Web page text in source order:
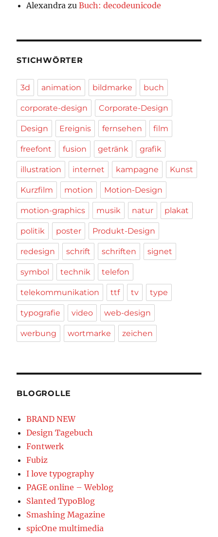
Alexandra zuBuch: decodeunicode
STICHWÖRTER
3d animation bildmarke buch
corporate-design Corporate-Design
Design Ereignis fernsehen film
freefont fusion getränk grafik
illustration internet kampagne Kunst
Kurzfilm motion Motion-Design
motion-graphics musik natur plakat
politik poster Produkt-Design
redesign schrift schriften signet
symbol technik telefon
telekommunikation ttf tv type
typografie video web-design
werbung wortmarke zeichen
BLOGROLLE
BRAND NEW
Design Tagebuch
Fontwerk
Fubiz
I love typography
PAGE online – Weblog
Slanted TypoBlog
Smashing Magazine
spicOne multimedia